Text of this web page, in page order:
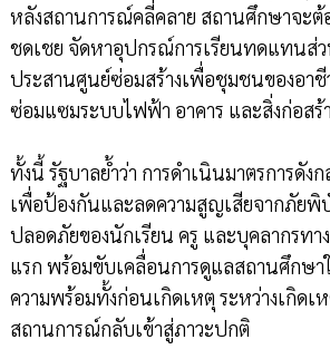
หลังสถานการณ์คลี่คลาย สถานศึกษาจะต้
ชดเชย จัดหาอุปกรณ์การเรียนทดแทนส่ว
ประสานศูนย์ซ่อมสร้างเพื่อชุมชนของอาชี
ซ่อมแซมระบบไฟฟ้า อาคาร และสิ่งก่อสร้
ทั้งนี้ รัฐบาลย้ำว่า การดำเนินมาตรการดัง
เพื่อป้องกันและลดความสูญเสียจากภัยพิ
ปลอดภัยของนักเรียน ครู และบุคลากรท
แรก พร้อมขับเคลื่อนการดูแลสถานศึกษ
ความพร้อมทั้งก่อนเกิดเหตุ ระหว่างเกิดเ
สถานการณ์กลับเข้าสู่ภาวะปกติ